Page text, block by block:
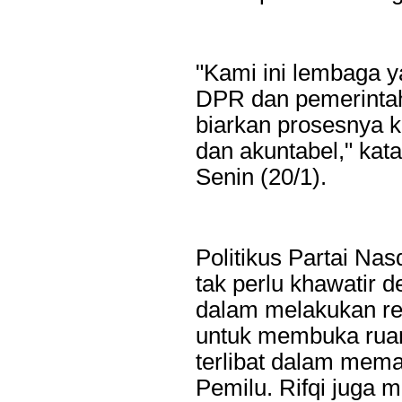
Bank Jatim dan PCI Muslimat NU Hong Kong
HONG KONG, KORANRAKYAT.COM24 Juli 2026. PT
Tbk (Bank Jatim) terus memperkuat komitmennya dalam
keuangan bagi Pekerja Migran Indonesia (PMI). Komitmen
penandatanganan Perjanjian Kerja Sama (PKS) antara...
"Kami ini lembaga
DPR dan
biarkan prosesnya
dan akuntabel,"
Senin (20/1).
Politikus Partai
tak perlu khawatir
dalam melakukan
untuk membuka
terlibat dalam
Pemilu. Rifqi juga